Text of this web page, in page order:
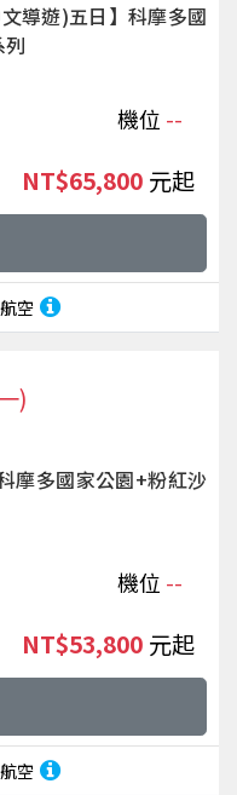
導遊)五日】科摩多國
機位 --
空
NT$65,800 起
)
摩多國家公園+粉紅沙
機位 --
空
NT$53,800 起